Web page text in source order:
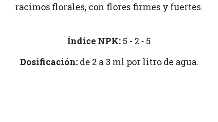
racimos florales, con flores firmes y fuertes.
Índice NPK: 5 - 2 - 5
Dosificación:de 2 a 3 ml por litro de agua.